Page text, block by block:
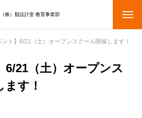
（株）類設計室 教育事業部
ント】6/21（土）オープンスクール開催します！
6/21（土）オープンス
す！